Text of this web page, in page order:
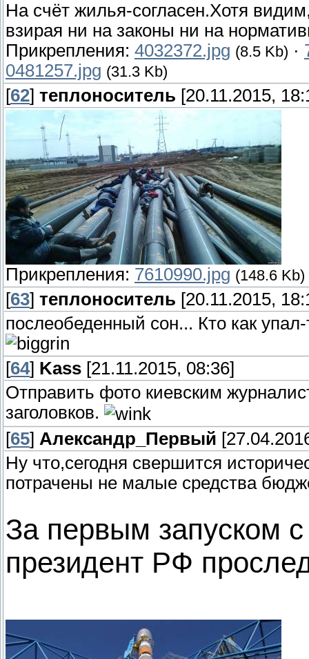
На счёт жилья-согласен.Хотя
взирая ни на законы ни на
Прикрепления: 4032372.jpg (8.5 Kb) ·
0481257.jpg (31.3 Kb)
[62] теплоноситель [20.11.2015,
Прикрепления: 7610990.jpg (148.6 Kb)
[63] теплоноситель [20.11.2015,
послеобеденный сон... Кто как
[64] Kass [21.11.2015, 08:36]
Отправить фото киевским
заголовков.
[65] Александр_Первый
Ну что,сегодня свершится
потрачены не малые средства
За первым запуском
президент РФ